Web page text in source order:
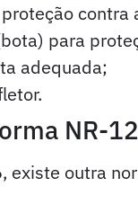
para
adequada;
NR-
existe outra